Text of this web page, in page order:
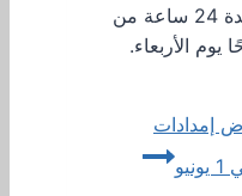
سيكون محدودًا لمدة 24 ساعة من
صباحًا يوم الأربعاء.
إمدادات